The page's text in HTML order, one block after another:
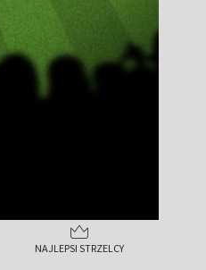
NAJLEPSI STRZELCY